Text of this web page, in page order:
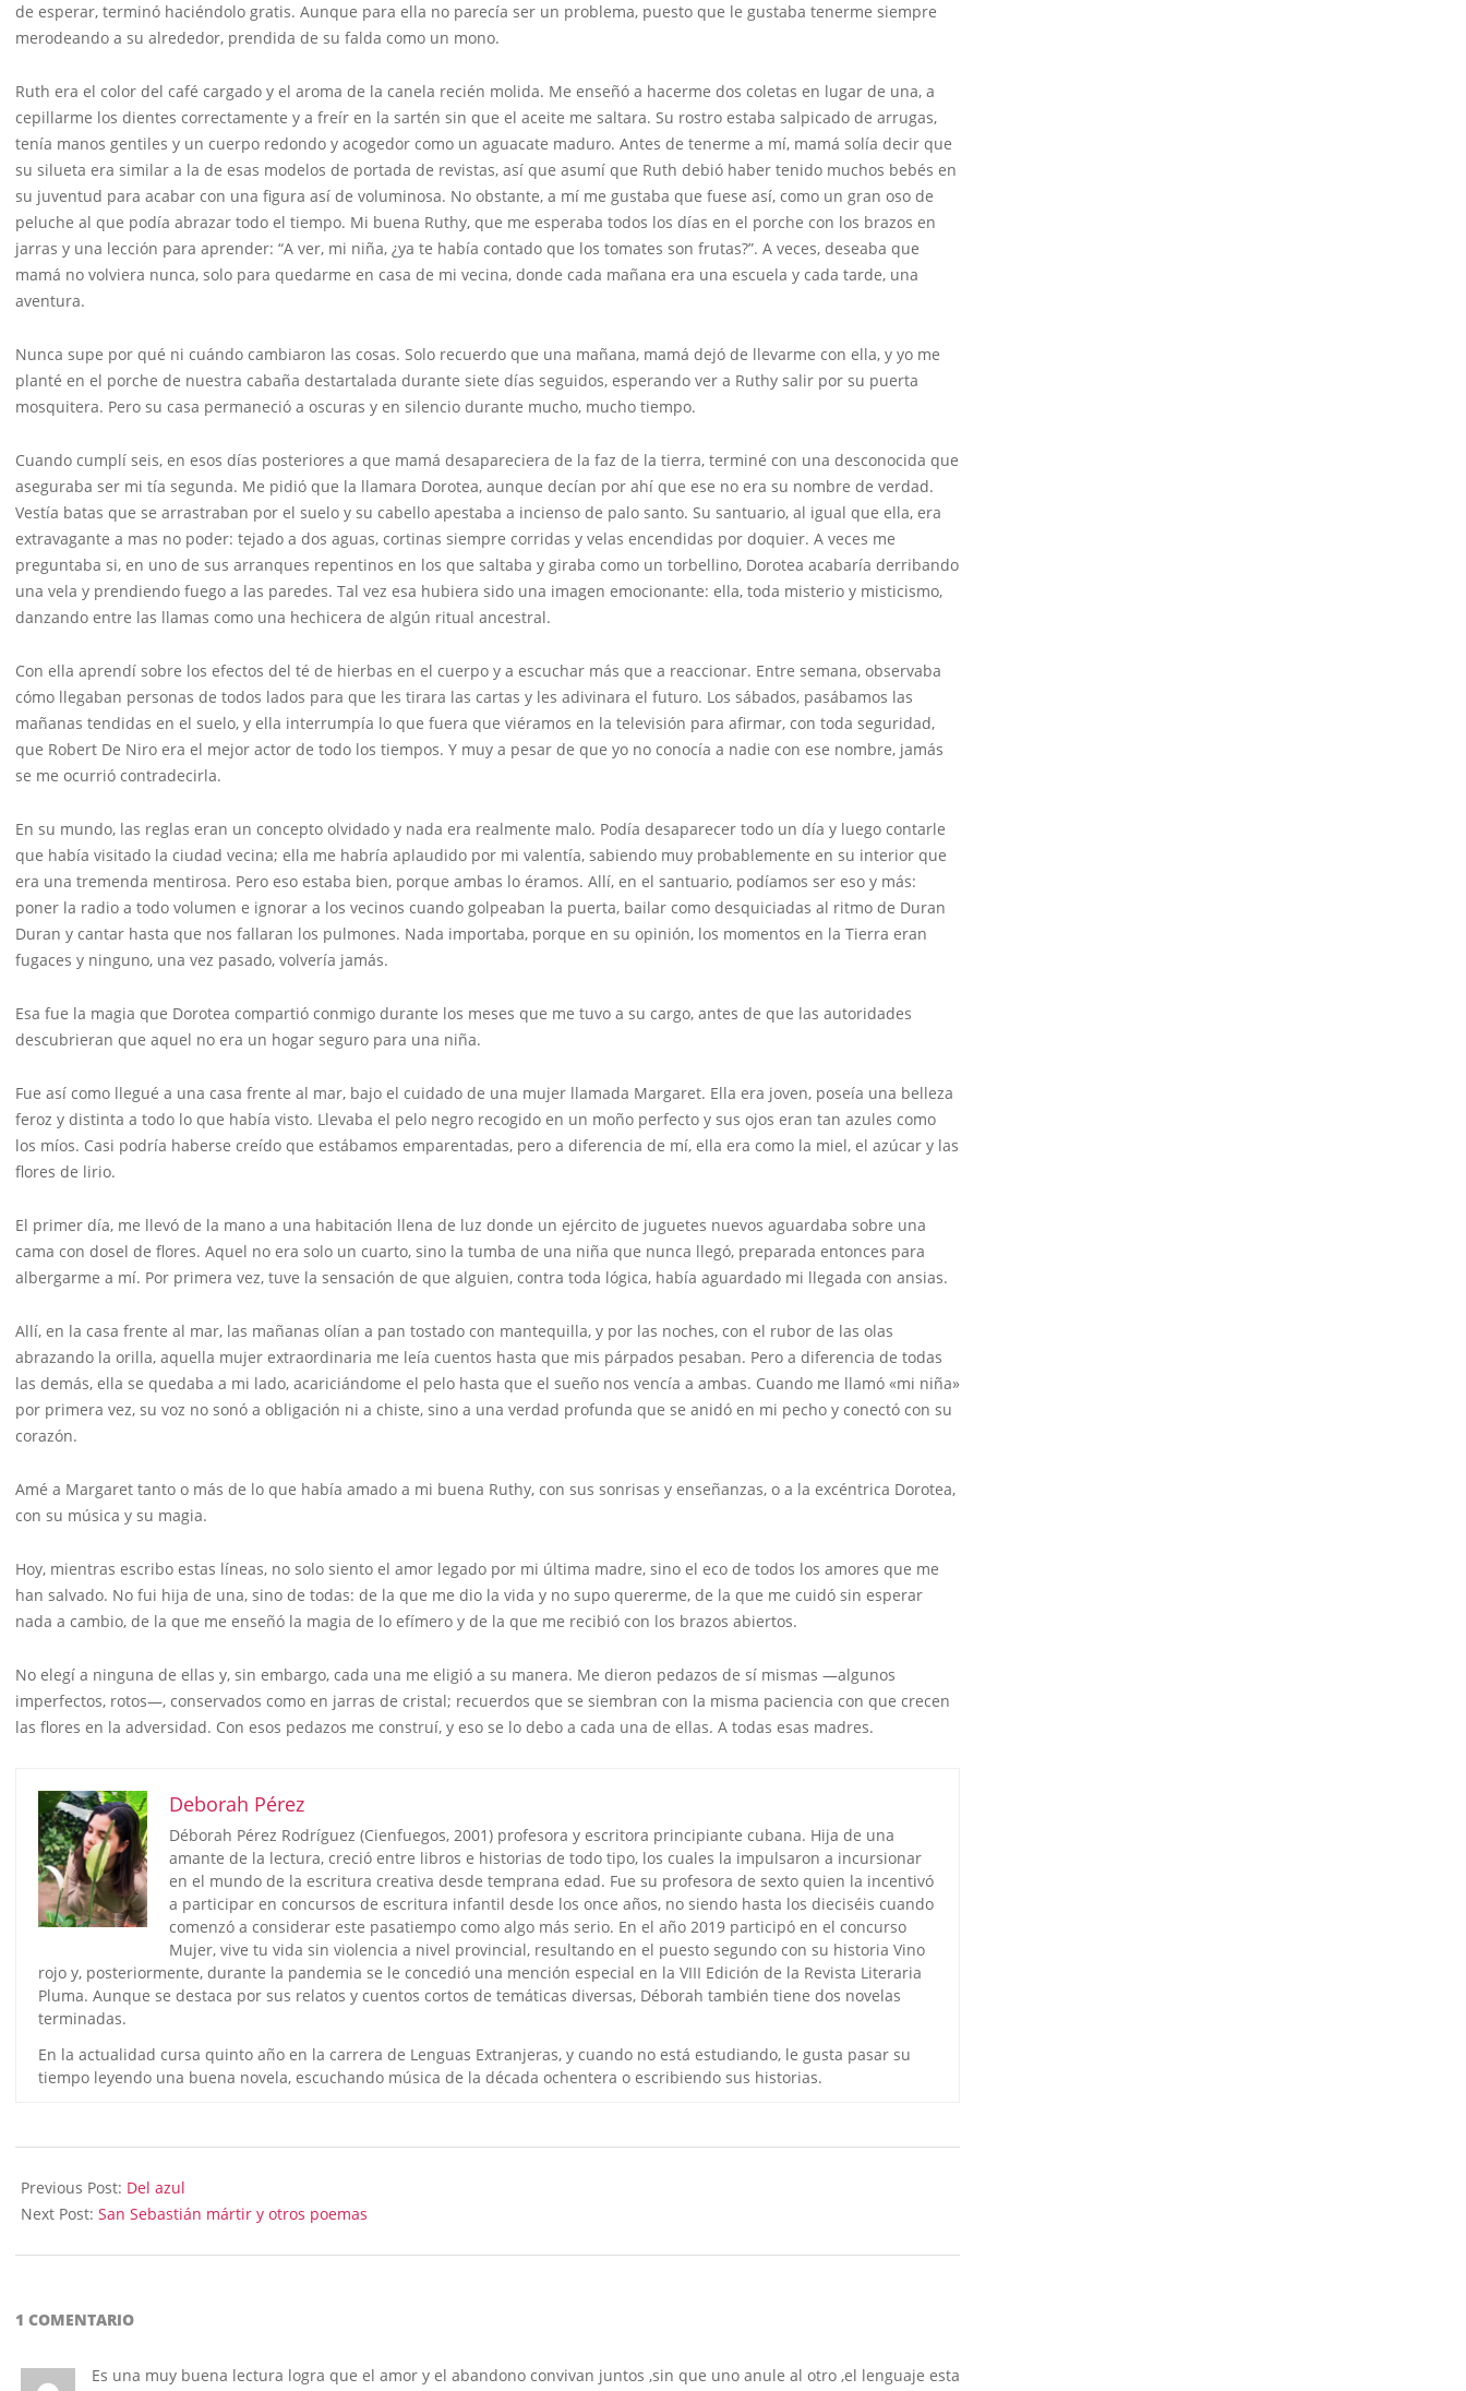
de esperar, terminó haciéndolo gratis. Aunque para ella no parecía ser un problema, puesto que le gustaba tenerme siempre
merodeando a su alrededor, prendida de su falda como un mono.
Ruth era el color del café cargado y el aroma de la canela recién molida. Me enseñó a hacerme dos coletas en lugar de una, a
cepillarme los dientes correctamente y a freír en la sartén sin que el aceite me saltara. Su rostro estaba salpicado de arrugas,
tenía manos gentiles y un cuerpo redondo y acogedor como un aguacate maduro. Antes de tenerme a mí, mamá solía decir que
su silueta era similar a la de esas modelos de portada de revistas, así que asumí que Ruth debió haber tenido muchos bebés en
su juventud para acabar con una figura así de voluminosa. No obstante, a mí me gustaba que fuese así, como un gran oso de
peluche al que podía abrazar todo el tiempo. Mi buena Ruthy, que me esperaba todos los días en el porche con los brazos en
jarras y una lección para aprender: “A ver, mi niña, ¿ya te había contado que los tomates son frutas?”. A veces, deseaba que
mamá no volviera nunca, solo para quedarme en casa de mi vecina, donde cada mañana era una escuela y cada tarde, una
aventura.
Nunca supe por qué ni cuándo cambiaron las cosas. Solo recuerdo que una mañana, mamá dejó de llevarme con ella, y yo me
planté en el porche de nuestra cabaña destartalada durante siete días seguidos, esperando ver a Ruthy salir por su puerta
mosquitera. Pero su casa permaneció a oscuras y en silencio durante mucho, mucho tiempo.
Cuando cumplí seis, en esos días posteriores a que mamá desapareciera de la faz de la tierra, terminé con una desconocida que
aseguraba ser mi tía segunda. Me pidió que la llamara Dorotea, aunque decían por ahí que ese no era su nombre de verdad.
Vestía batas que se arrastraban por el suelo y su cabello apestaba a incienso de palo santo. Su santuario, al igual que ella, era
extravagante a mas no poder: tejado a dos aguas, cortinas siempre corridas y velas encendidas por doquier. A veces me
preguntaba si, en uno de sus arranques repentinos en los que saltaba y giraba como un torbellino, Dorotea acabaría derribando
una vela y prendiendo fuego a las paredes. Tal vez esa hubiera sido una imagen emocionante: ella, toda misterio y misticismo,
danzando entre las llamas como una hechicera de algún ritual ancestral.
Con ella aprendí sobre los efectos del té de hierbas en el cuerpo y a escuchar más que a reaccionar. Entre semana, observaba
cómo llegaban personas de todos lados para que les tirara las cartas y les adivinara el futuro. Los sábados, pasábamos las
mañanas tendidas en el suelo, y ella interrumpía lo que fuera que viéramos en la televisión para afirmar, con toda seguridad,
que Robert De Niro era el mejor actor de todo los tiempos. Y muy a pesar de que yo no conocía a nadie con ese nombre, jamás
se me ocurrió contradecirla.
En su mundo, las reglas eran un concepto olvidado y nada era realmente malo. Podía desaparecer todo un día y luego contarle
que había visitado la ciudad vecina; ella me habría aplaudido por mi valentía, sabiendo muy probablemente en su interior que
era una tremenda mentirosa. Pero eso estaba bien, porque ambas lo éramos. Allí, en el santuario, podíamos ser eso y más:
poner la radio a todo volumen e ignorar a los vecinos cuando golpeaban la puerta, bailar como desquiciadas al ritmo de Duran
Duran y cantar hasta que nos fallaran los pulmones. Nada importaba, porque en su opinión, los momentos en la Tierra eran
fugaces y ninguno, una vez pasado, volvería jamás.
Esa fue la magia que Dorotea compartió conmigo durante los meses que me tuvo a su cargo, antes de que las autoridades
descubrieran que aquel no era un hogar seguro para una niña.
Fue así como llegué a una casa frente al mar, bajo el cuidado de una mujer llamada Margaret. Ella era joven, poseía una belleza
feroz y distinta a todo lo que había visto. Llevaba el pelo negro recogido en un moño perfecto y sus ojos eran tan azules como
los míos. Casi podría haberse creído que estábamos emparentadas, pero a diferencia de mí, ella era como la miel, el azúcar y las
flores de lirio.
El primer día, me llevó de la mano a una habitación llena de luz donde un ejército de juguetes nuevos aguardaba sobre una
cama con dosel de flores. Aquel no era solo un cuarto, sino la tumba de una niña que nunca llegó, preparada entonces para
albergarme a mí. Por primera vez, tuve la sensación de que alguien, contra toda lógica, había aguardado mi llegada con ansias.
Allí, en la casa frente al mar, las mañanas olían a pan tostado con mantequilla, y por las noches, con el rubor de las olas
abrazando la orilla, aquella mujer extraordinaria me leía cuentos hasta que mis párpados pesaban. Pero a diferencia de todas
las demás, ella se quedaba a mi lado, acariciándome el pelo hasta que el sueño nos vencía a ambas. Cuando me llamó «mi niña»
por primera vez, su voz no sonó a obligación ni a chiste, sino a una verdad profunda que se anidó en mi pecho y conectó con su
corazón.
Amé a Margaret tanto o más de lo que había amado a mi buena Ruthy, con sus sonrisas y enseñanzas, o a la excéntrica Dorotea,
con su música y su magia.
Hoy, mientras escribo estas líneas, no solo siento el amor legado por mi última madre, sino el eco de todos los amores que me
han salvado. No fui hija de una, sino de todas: de la que me dio la vida y no supo quererme, de la que me cuidó sin esperar
nada a cambio, de la que me enseñó la magia de lo efímero y de la que me recibió con los brazos abiertos.
No elegí a ninguna de ellas y, sin embargo, cada una me eligió a su manera. Me dieron pedazos de sí mismas —algunos
imperfectos, rotos—, conservados como en jarras de cristal; recuerdos que se siembran con la misma paciencia con que crecen
las flores en la adversidad. Con esos pedazos me construí, y eso se lo debo a cada una de ellas. A todas esas madres.
Deborah Pérez
Déborah Pérez Rodríguez (Cienfuegos, 2001) profesora y escritora principiante cubana. Hija de una
amante de la lectura, creció entre libros e historias de todo tipo, los cuales la impulsaron a incursionar
en el mundo de la escritura creativa desde temprana edad. Fue su profesora de sexto quien la incentivó
a participar en concursos de escritura infantil desde los once años, no siendo hasta los dieciséis cuando
comenzó a considerar este pasatiempo como algo más serio. En el año 2019 participó en el concurso
Mujer, vive tu vida sin violencia a nivel provincial, resultando en el puesto segundo con su historia Vino
rojo y, posteriormente, durante la pandemia se le concedió una mención especial en la VIII Edición de la Revista Literaria
Pluma. Aunque se destaca por sus relatos y cuentos cortos de temáticas diversas, Déborah también tiene dos novelas
terminadas.
En la actualidad cursa quinto año en la carrera de Lenguas Extranjeras, y cuando no está estudiando, le gusta pasar su
tiempo leyendo una buena novela, escuchando música de la década ochentera o escribiendo sus historias.
05-
10
Previous Post: Del azul
Next Post: San Sebastián mártir y otros poemas
1 COMENTARIO
Es una muy buena lectura logra que el amor y el abandono convivan juntos ,sin que uno anule al otro ,el lenguaje esta